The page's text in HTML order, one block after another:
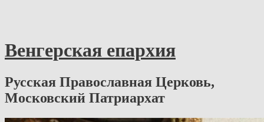
Венгерская епархия
Русская Православная Церковь,
Московский Патриархат